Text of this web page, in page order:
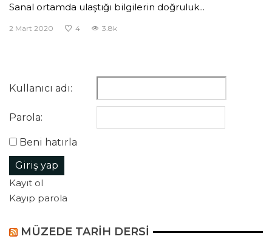
Sanal ortamda ulaştığı bilgilerin doğruluk...
2 Mart 2020 4 3.8k
Kullanıcı adı:
Parola:
Beni hatırla
Giriş yap
Kayıt ol
Kayıp parola
MÜZEDE TARIH DERSI